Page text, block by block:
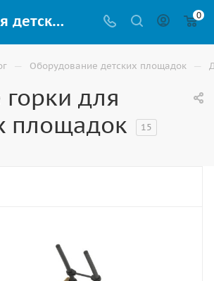
Горки для детской игровой площадки купить в Ростове-на-Дону 0
— Оборудование детских площадок —
для
площадок
15